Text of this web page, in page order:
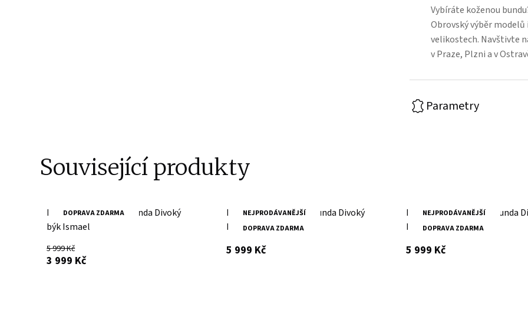
Vybíráte koženou
Obrovský výběr
velikostech. Navštivte
v Praze, Plzni a v
Parametry
Související produkty
DOPRAVA ZDARMA
Pánská šedá kožená bunda Divoký
býk Ismael
5 999 Kč
3 999 Kčs DPH
NEJPRODÁVANĚJŠÍ
DOPRAVA ZDARMA
Pánská černá kožená bunda Divoký
býk Ismael
5 999 Kčs DPH
NEJPRODÁVANĚJŠÍ
DOPRAVA ZDARMA
Pánská hnědá kožená bunda
býk Ismael
5 999 Kčs DPH